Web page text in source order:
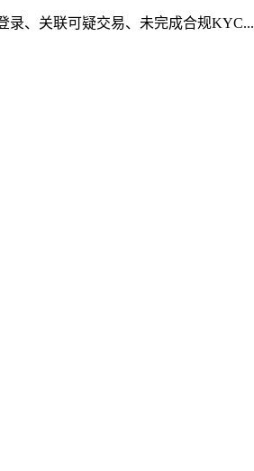
录、关联可疑交易、未完成合规KYC...